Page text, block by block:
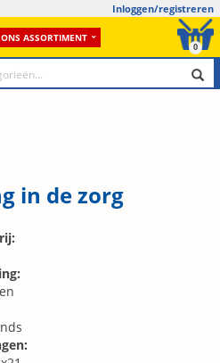
Inloggen/registreren
ONS ASSORTIMENT
0
in de zorg